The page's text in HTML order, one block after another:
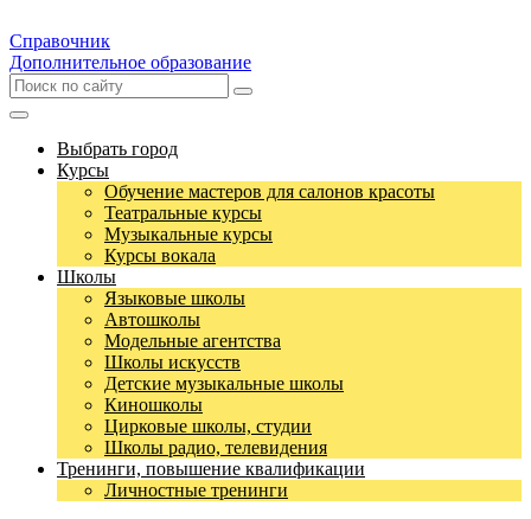
Справочник
Дополнительное образование
Выбрать город
Курсы
Обучение мастеров для салонов красоты
Театральные курсы
Музыкальные курсы
Курсы вокала
Школы
Языковые школы
Автошколы
Модельные агентства
Школы искусств
Детские музыкальные школы
Киношколы
Цирковые школы, студии
Школы радио, телевидения
Тренинги, повышение квалификации
Личностные тренинги